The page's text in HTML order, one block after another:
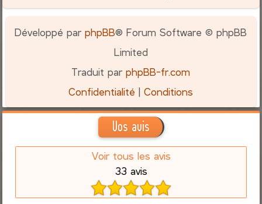
Développé parphpBB® Forum Software © phpBB
Limited
Traduit parphpBB-fr.com
Confidentialité |Conditions
Vos avis
Voir tous les avis
33 avis